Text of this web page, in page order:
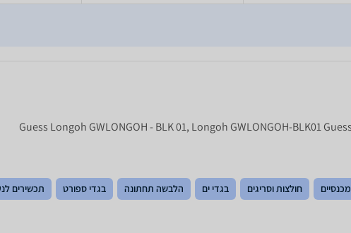
מכנסיים חולצות וסריגים בגדי ים הלבשה תחתונה בגדי ספורט תכשירים